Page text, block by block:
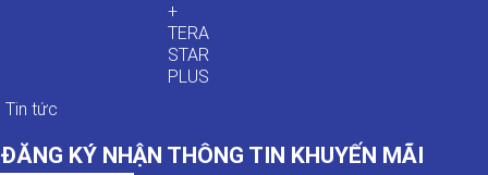
+
TERA
STAR
PLUS
Tin tức
ĐĂNG KÝ NHẬN THÔNG TIN KHUYẾN MÃI